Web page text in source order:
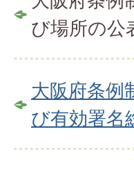
び場所の公
大阪府条例
び有効署名